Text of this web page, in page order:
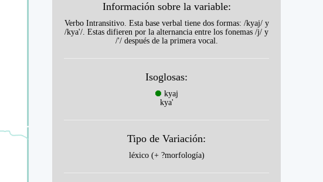
Información sobre la variable:
Verbo Intransitivo. Esta base verbal tiene dos formas: /kyaj/ y
/kya'/. Estas difieren por la alternancia entre los fonemas /j/ y
/'/ después de la primera vocal.
Isoglosas:
⯃ kyaj
kya'
Tipo de Variación:
léxico (+ ?morfología)